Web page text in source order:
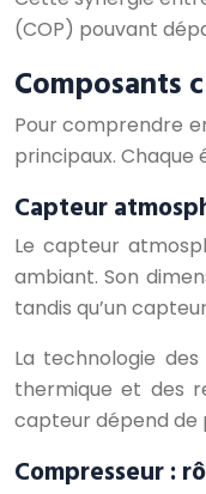
(COP) pouvant
Composants
Pour comprendre
principaux. Chaque
Capteur
Le capteur
ambiant. Son
tandis qu’un
La technologie
thermique et des
capteur dépend de
Compresseur :